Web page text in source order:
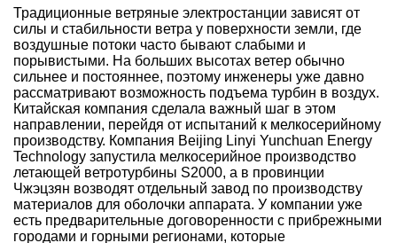
Традиционные ветряные электростанции зависят от
силы и стабильности ветра у поверхности земли, где
воздушные потоки часто бывают слабыми и
порывистыми. На больших высотах ветер обычно
сильнее и постояннее, поэтому инженеры уже давно
рассматривают возможность подъема турбин в воздух.
Китайская компания сделала важный шаг в этом
направлении, перейдя от испытаний к мелкосерийному
производству. Компания Beijing Linyi Yunchuan Energy
Technology запустила мелкосерийное производство
летающей ветротурбины S2000, а в провинции
Чжэцзян возводят отдельный завод по производству
материалов для оболочки аппарата. У компании уже
есть предварительные договоренности с прибрежными
городами и горными регионами, которые